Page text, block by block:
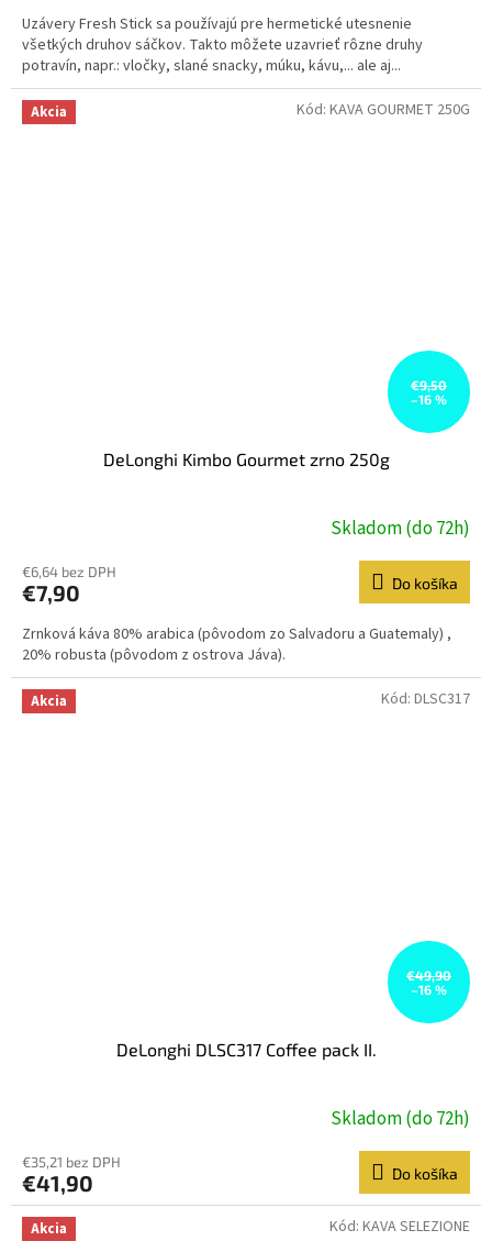
Uzávery Fresh Stick sa používajú pre hermetické utesnenie
všetkých druhov sáčkov. Takto môžete uzavrieť rôzne druhy
potravín, napr.: vločky, slané snacky, múku, kávu,... ale aj...
Akcia
€9,50
–16 %
DeLonghi Kimbo Gourmet zrno 250g
Skladom (do 72h)
€6,64 bez DPH
€7,90 Do košíka
Zrnková káva 80% arabica (pôvodom zo Salvadoru a Guatemaly) ,
20% robusta (pôvodom z ostrova Jáva).
Kód: KAVA GOURMET 250G
Akcia
€49,90
–16 %
DeLonghi DLSC317 Coffee pack II.
Skladom (do 72h)
€35,21 bez DPH
€41,90 Do košíka
Kód: DLSC317
Akcia Kód: KAVA SELEZIONE